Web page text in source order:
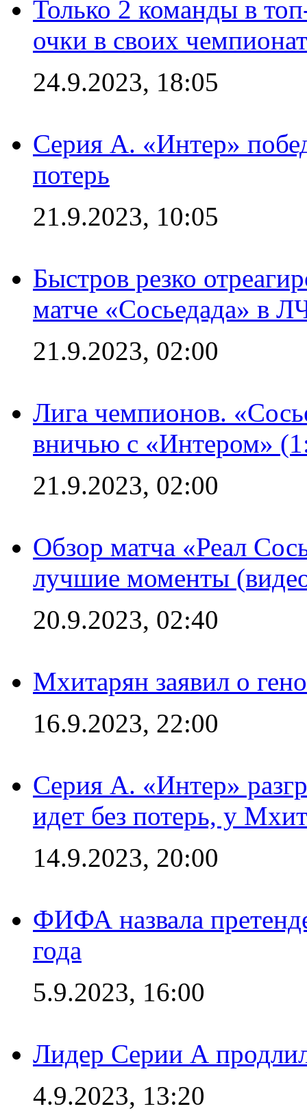
Только 2 команды в
очки в своих
24.9.2023, 18:05
Серия А. «Интер»
потерь
21.9.2023, 10:05
Быстров резко
матче «Сосьедада» в
21.9.2023, 02:00
Лига чемпионов.
вничью с «Интером»
21.9.2023, 02:00
Обзор матча «Реал
лучшие моменты
20.9.2023, 02:40
Мхитарян заявил о
16.9.2023, 22:00
Серия А. «Интер»
идет без потерь, у
14.9.2023, 20:00
ФИФА назвала
года
5.9.2023, 16:00
Лидер Серии А
4.9.2023, 13:20